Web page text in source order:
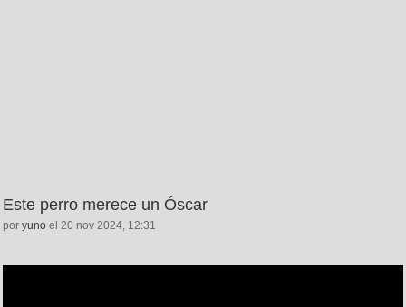
Este perro merece un Óscar
por yuno el 20 nov 2024, 12:31